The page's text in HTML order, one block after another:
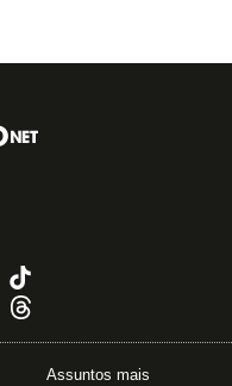
Assuntos mais